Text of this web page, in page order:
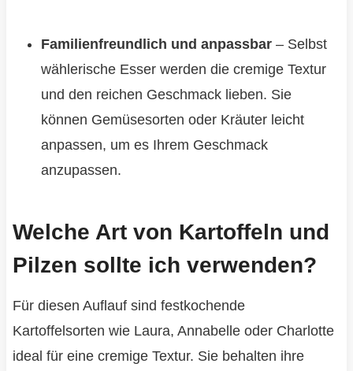
Familienfreundlich und anpassbar– Selbst
wählerische Esser werden die cremige Textur
und den reichen Geschmack lieben. Sie
können Gemüsesorten oder Kräuter leicht
anpassen, um es Ihrem Geschmack
anzupassen.
Welche Art von Kartoffeln und
Pilzen sollte ich verwenden?
Für diesen Auflauf sind festkochende
Kartoffelsorten wie Laura, Annabelle oder Charlotte
ideal für eine cremige Textur. Sie behalten ihre